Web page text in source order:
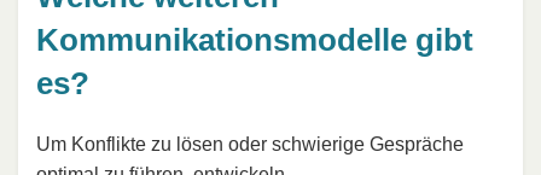
Kommunikationsmodelle gibt
es?
Um Konflikte zu lösen oder schwierige Gespräche